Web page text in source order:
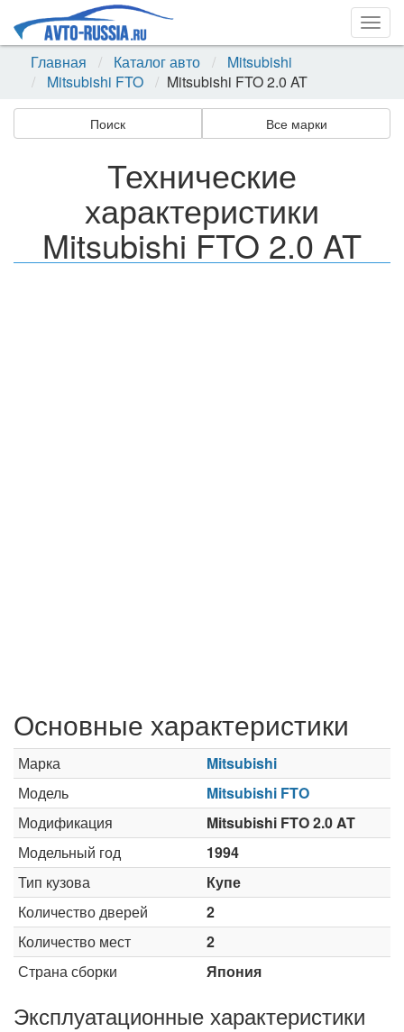
Главная
Каталог авто
Mitsubishi
Mitsubishi FTO
Mitsubishi FTO 2.0 AT
Поиск Все марки
Технические
характеристики
Mitsubishi FTO 2.0 AT
Основные характеристики
Марка
Mitsubishi
Модель
Mitsubishi FTO
Модификация
Mitsubishi FTO 2.0 AT
Модельный год
1994
Тип кузова
Купе
Количество дверей
2
Количество мест
2
Страна сборки
Япония
Эксплуатационные характеристики